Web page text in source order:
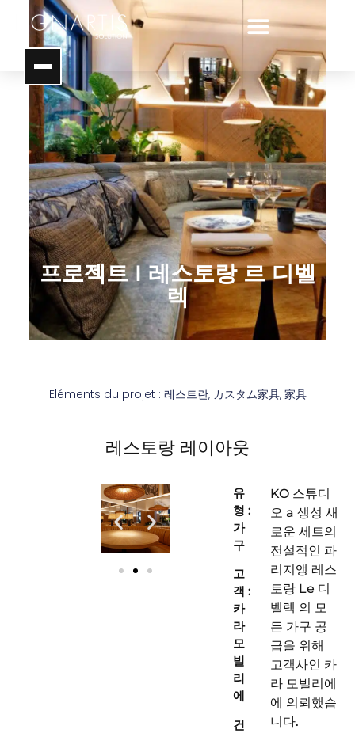
프로젝트 I 레스토랑 르 디벨
렉
Eléments du projet : 레스트란, カスタム家具, 家具
레스토랑 레이아웃
유
형 :
가
구
고
객 :
카
라
모
빌
리
에
건
KO 스튜디
오 a 생성 새
로운 세트의
전설적인 파
리지앵 레스
토랑 Le 디
벨렉 의 모
든 가구 공
급을 위해
고객사인 카
라 모빌리에
에 의뢰했습
니다.